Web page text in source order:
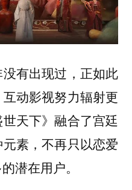
有出现过，正如此
动影视努力辐射更
天下》融合了宫廷
素，不再只以恋爱
潜在用户。